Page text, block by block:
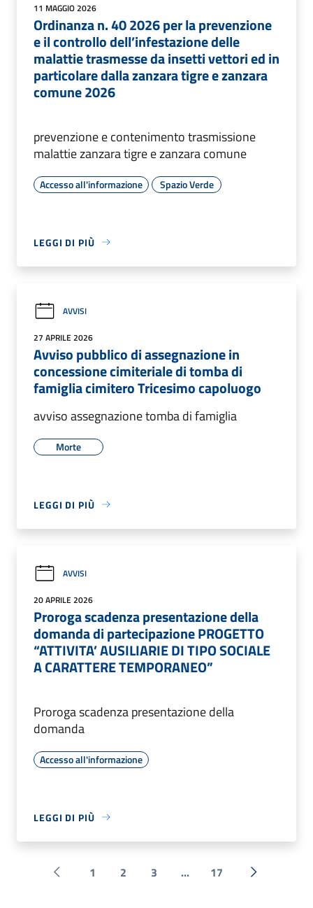
11 MAGGIO 2026
Ordinanza n. 40 2026 per la prevenzione
e il controllo dell’infestazione delle
malattie trasmesse da insetti vettori ed in
particolare dalla zanzara tigre e zanzara
comune 2026
prevenzione e contenimento trasmissione
malattie zanzara tigre e zanzara comune
Accesso all'informazione Spazio Verde
LEGGI DI PIÙ
AVVISI
27 APRILE 2026
Avviso pubblico di assegnazione in
concessione cimiteriale di tomba di
famiglia cimitero Tricesimo capoluogo
avviso assegnazione tomba di famiglia
Morte
LEGGI DI PIÙ
AVVISI
20 APRILE 2026
Proroga scadenza presentazione della
domanda di partecipazione PROGETTO
“ATTIVITA’ AUSILIARIE DI TIPO SOCIALE
A CARATTERE TEMPORANEO”
Proroga scadenza presentazione della
domanda
Accesso all'informazione
LEGGI DI PIÙ
Pagina precedente
1 2 3 ... 17 Successiva